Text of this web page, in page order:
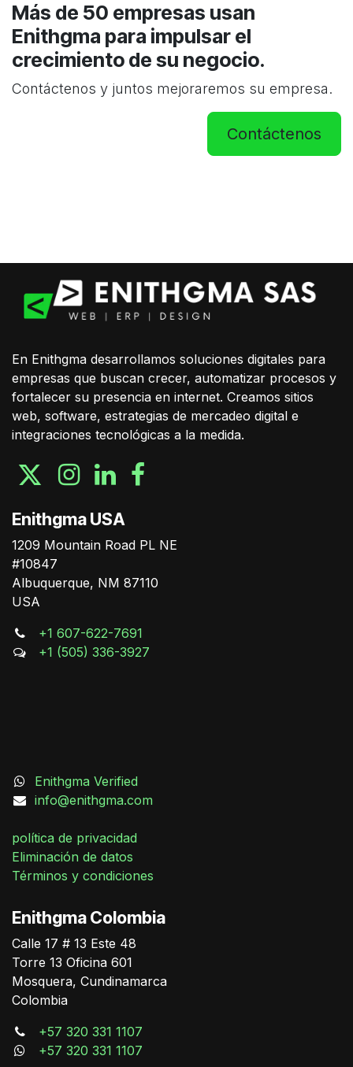
Más de 50 empresas usan
Enithgma para impulsar el
crecimiento de su negocio.
Contáctenos y juntos mejoraremos su empresa.
Contáctenos
En Enithgma desarrollamos soluciones digitales para
empresas que buscan crecer, automatizar procesos y
fortalecer su presencia en internet. Creamos sitios
web, software, estrategias de mercadeo digital e
integraciones tecnológicas a la medida.
Enithgma USA
1209 Mountain Road PL NE
#10847
Albuquerque, NM 87110
USA
+1 607-622-7691
+1 (505) 336-3927
German Triana
Online
Enithgma Verified
info@enithgma.com
política de privacidad
Eliminación de datos
Términos y condiciones
Enithgma Colombia
Calle 17 # 13 Este 48
Torre 13 Oficina 601
Mosquera, Cundinamarca
Colombia
+57 320 331 1107
+57 320 331 1107